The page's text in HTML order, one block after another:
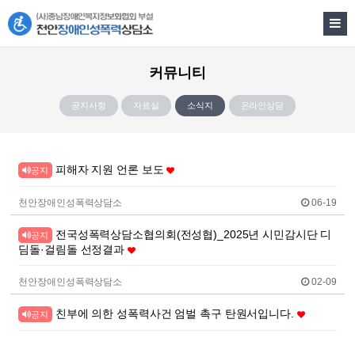
커뮤니티
공지사항 자료실 소식지 온라인상담
공지 피해자 지원 언론 보도
천안장애인성폭력상담소 06-19
공지
전국성폭력상담소협의회(전성협)_2025년 시민감시단 디
딤돌·걸림돌 선정결과
천안장애인성폭력상담소 02-09
공지 친부에 의한 성폭력사건 엄벌 촉구 탄원서입니다.